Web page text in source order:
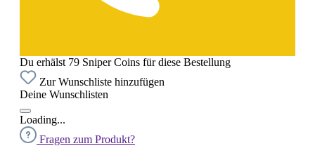
Du erhälst 79 Sniper Coins für diese Bestellung
Zur Wunschliste hinzufügen
Deine Wunschlisten
Loading...
Fragen zum Produkt?